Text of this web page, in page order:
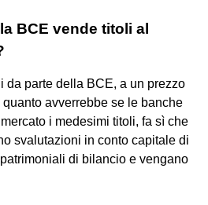
BCE vende titoli al
da parte della BCE, a un prezzo
avverrebbe se le banche
i medesimi titoli, fa sì che
svalutazioni in conto capitale di
di bilancio e vengano